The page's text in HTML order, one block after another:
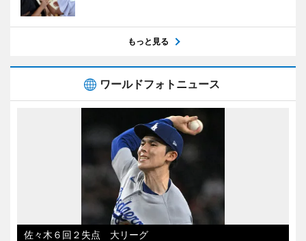
もっと見る
ワールドフォトニュース
佐々木６回２失点 大リーグ